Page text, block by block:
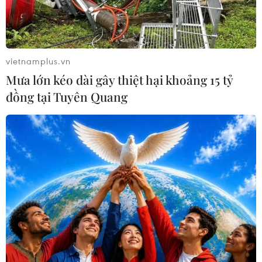
Cựu Phó Tổng thống Mỹ Joe Biden phát biểu trong cuộc tranh
luận trực tiếp trên truyền hình ở Washington, DC ngày
15/3/2020. (Ảnh: AFP/TTXVN)
Cựu Phó Tổng thống Mỹ Joe Biden đã giành
thắng trong cuộc bầu cử sơ bộ của đảng Dân chủ
vietnamplus.vn
Mưa lớn kéo dài gây thiệt hại khoảng 15 tỷ
đồng tại Tuyên Quang